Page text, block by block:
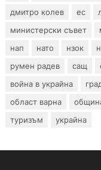
дмитро колев
ес
министерски съвет
нап
нато нзок
румен радев
сащ
война в украйна
област варна
туризъм
украйна